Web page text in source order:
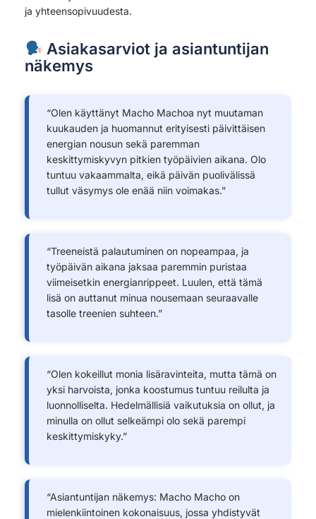
ja yhteensopivuudesta.
Asiakasarviot ja asiantuntijan
näkemys
“Olen käyttänyt Macho Machoa nyt muutaman
kuukauden ja huomannut erityisesti päivittäisen
energian nousun sekä paremman
keskittymiskyvyn pitkien työpäivien aikana. Olo
tuntuu vakaammalta, eikä päivän puolivälissä
tullut väsymys ole enää niin voimakas.”
“Treeneistä palautuminen on nopeampaa, ja
työpäivän aikana jaksaa paremmin puristaa
viimeisetkin energianrippeet. Luulen, että tämä
lisä on auttanut minua nousemaan seuraavalle
tasolle treenien suhteen.”
“Olen kokeillut monia lisäravinteita, mutta tämä on
yksi harvoista, jonka koostumus tuntuu reilulta ja
luonnolliselta. Hedelmällisiä vaikutuksia on ollut, ja
minulla on ollut selkeämpi olo sekä parempi
keskittymiskyky.”
“Asiantuntijan näkemys: Macho Macho on
mielenkiintoinen kokonaisuus, jossa yhdistyvät